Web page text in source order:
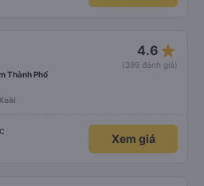
4.6 star_rate
(399 đánh giá)
Thành Phố
Xem giá